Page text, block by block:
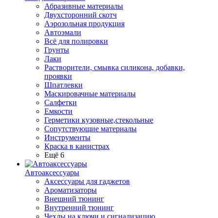
Абразивные материалы
Двухсторонний скотч
Аэрозольная продукция
Автоэмали
Всё для полировки
Грунты
Лаки
Растворители, смывка силикона, добавки,
проявки
Шпатлевки
Маскировачные материалы
Салфетки
Емкости
Герметики кузовные,стекольные
Сопутствующие материалы
Инструменты
Краска в канистрах
Ещё 6
Автоаксессуары
Аксессуары для гаджетов
Ароматизаторы
Внешний тюнинг
Внутренний тюнинг
Чехлы на ключи и сигнализацию